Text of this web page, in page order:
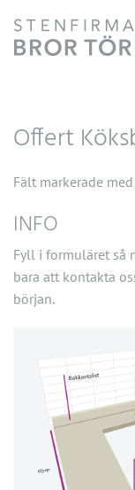
Offert
Fält markerade
INFO
Fyll i formuläret så
bara att kontakta
början.